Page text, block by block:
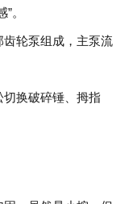
。
齿轮泵组成，主泵流
切换破碎锤、拇指